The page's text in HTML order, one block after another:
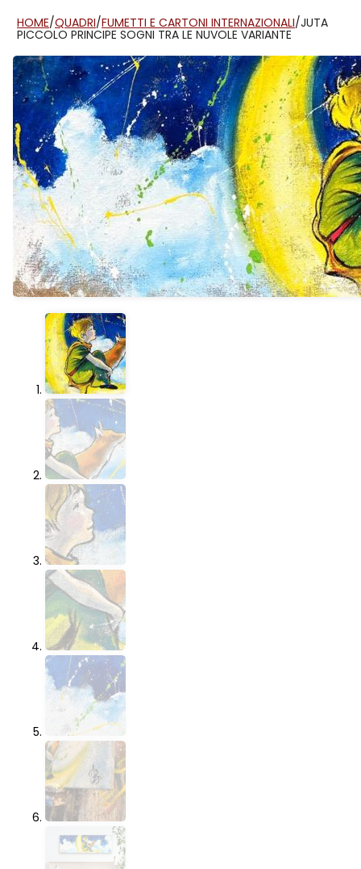
HOME/QUADRI/FUMETTI E CARTONI INTERNAZIONALI/JUTA
PICCOLO PRINCIPE SOGNI TRA LE NUVOLE VARIANTE